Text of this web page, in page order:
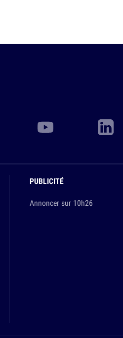
PUBLICITÉ
Annoncer sur 10h26